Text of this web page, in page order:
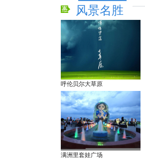
风景名胜
呼伦贝尔大草原
满洲里套娃广场